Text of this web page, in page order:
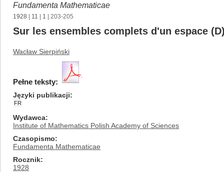
Fundamenta Mathematicae
1928 11 1 | 203-205
Sur les ensembles complets d'un espace
Wacław Sierpiński
Pełne teksty:
Języki publikacji
FR
Wydawca
Institute of Mathematics Polish Academy of Sciences
Czasopismo
Fundamenta Mathematicae
Rocznik
1928